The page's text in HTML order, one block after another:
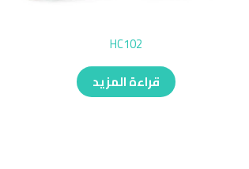
HC102
قراءة المزيد